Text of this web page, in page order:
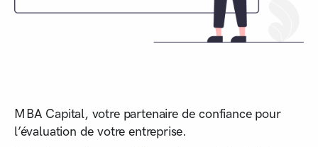
MBA Capital, votre partenaire de confiance pour
l’évaluation de votre entreprise.